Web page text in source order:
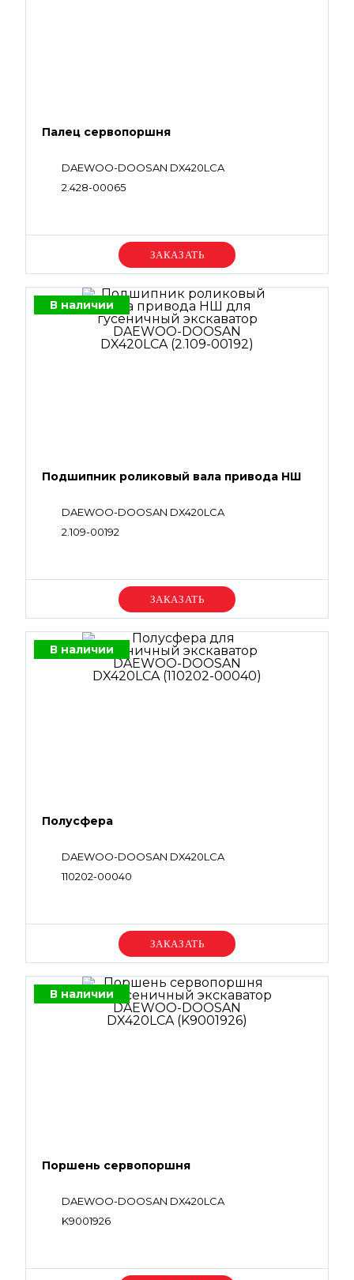
Палец сервопоршня
DAEWOO-DOOSAN DX420LCA
2.428-00065
Уточняйте цену
В наличии
Подшипник роликовый вала привода НШ
DAEWOO-DOOSAN DX420LCA
2.109-00192
Уточняйте цену
В наличии
Полусфера
DAEWOO-DOOSAN DX420LCA
110202-00040
Уточняйте цену
В наличии
Поршень сервопоршня
DAEWOO-DOOSAN DX420LCA
K9001926